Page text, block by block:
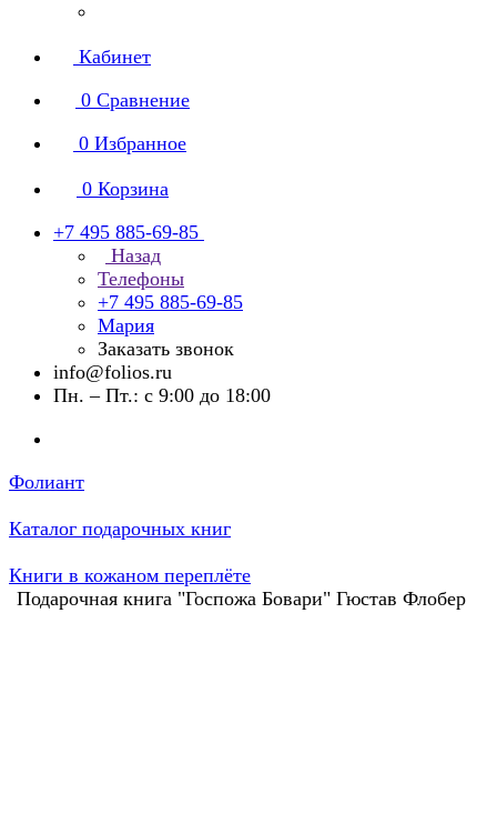
Кабинет
0 Сравнение
0 Избранное
0 Корзина
+7 495 885-69-85
Назад
Телефоны
+7 495 885-69-85
Мария
Заказать звонок
info@folios.ru
Пн. – Пт.: с 9:00 до 18:00
Фолиант
Каталог подарочных книг
Книги в кожаном переплёте
Подарочная книга "Госпожа Бовари" Гюстав Флобер